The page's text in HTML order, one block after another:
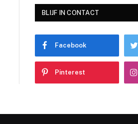
BLIJF IN CONTACT
Facebook
Pinterest